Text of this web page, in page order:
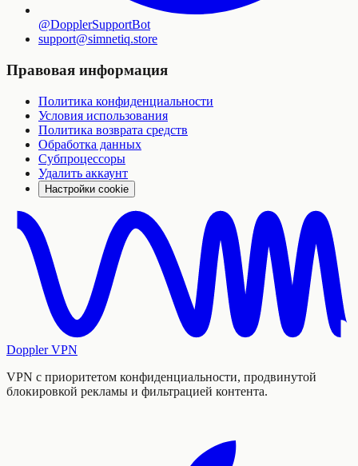
@DopplerSupportBot
support@simnetiq.store
Правовая информация
Политика конфиденциальности
Условия использования
Политика возврата средств
Обработка данных
Субпроцессоры
Удалить аккаунт
Настройки cookie
Doppler VPN
VPN с приоритетом конфиденциальности, продвинутой
блокировкой рекламы и фильтрацией контента.